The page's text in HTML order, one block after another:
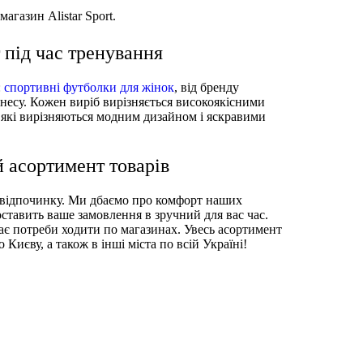
Alistar Sport.
час тренування
спортивні футболки для жінок, від бренду
Кожен виріб вирізняється високоякісними
вирізняються модним дизайном і яскравими
товарів
відпочинку. Ми дбаємо про комфорт наших
ваше замовлення в зручний для вас час.
потреби ходити по магазинах. Увесь асортимент
а також в інші міста по всій Україні!